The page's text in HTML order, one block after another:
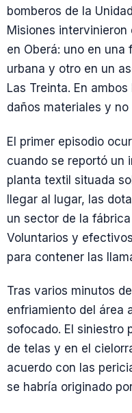
bomberos de la
Misiones
en Oberá: uno en
urbana y otro en un
Las Treinta. En
daños materiales y
El primer episodio
cuando se reportó un
planta textil situada
llegar al lugar, las
un sector de la
Voluntarios y
para contener las
Tras varios minutos
enfriamiento del área
sofocado. El siniestro
de telas y en el
acuerdo con las
se habría originado